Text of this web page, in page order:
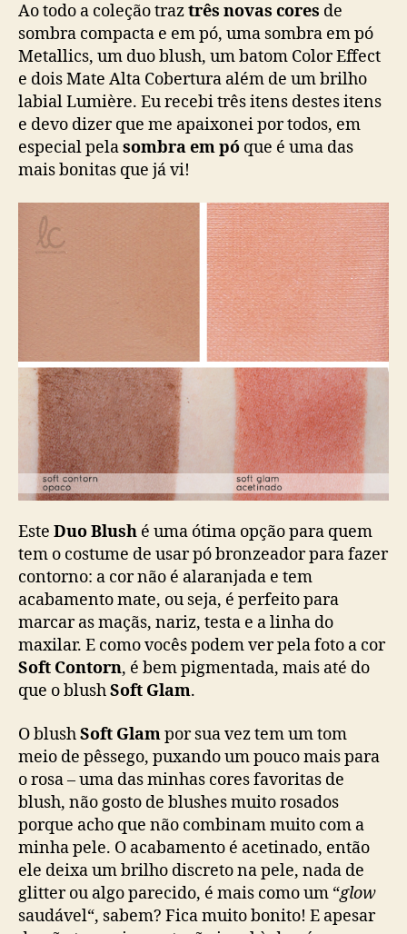
Ao todo a coleção traztrês novas cores de
sombra compacta e em pó, uma sombra em pó
Metallics, um duo blush, um batom Color Effect
e dois Mate Alta Cobertura além de um brilho
labial Lumière. Eu recebi três itens destes itens
e devo dizer que me apaixonei por todos, em
especial pelasombra em pó que é uma das
mais bonitas que já vi!
Este Duo Blush é uma ótima opção para quem
tem o costume de usar pó bronzeador para fazer
contorno: a cor não é alaranjada e tem
acabamento mate, ou seja, é perfeito para
marcar as maçãs, nariz, testa e a linha do
maxilar. E como vocês podem ver pela foto a cor
Soft Contorn, é bem pigmentada, mais até do
que o blushSoft Glam.
O blushSoft Glampor sua vez tem um tom
meio de pêssego, puxando um pouco mais para
o rosa – uma das minhas cores favoritas de
blush, não gosto de blushes muito rosados
porque acho que não combinam muito com a
minha pele. O acabamento é acetinado, então
ele deixa um brilho discreto na pele, nada de
glitter ou algo parecido, é mais como um “glow
saudável“, sabem? Fica muito bonito! E apesar